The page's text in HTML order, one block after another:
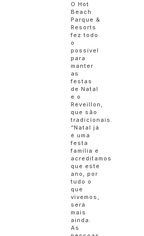
O Hot
Beach
Parque &
Resorts
fez todo
o
possível
para
manter
as
festas
de Natal
e o
Réveillon,
que são
tradicionais.
“Natal já
é uma
festa
família e
acreditamos
que este
ano, por
tudo o
que
vivemos,
será
mais
ainda.
As